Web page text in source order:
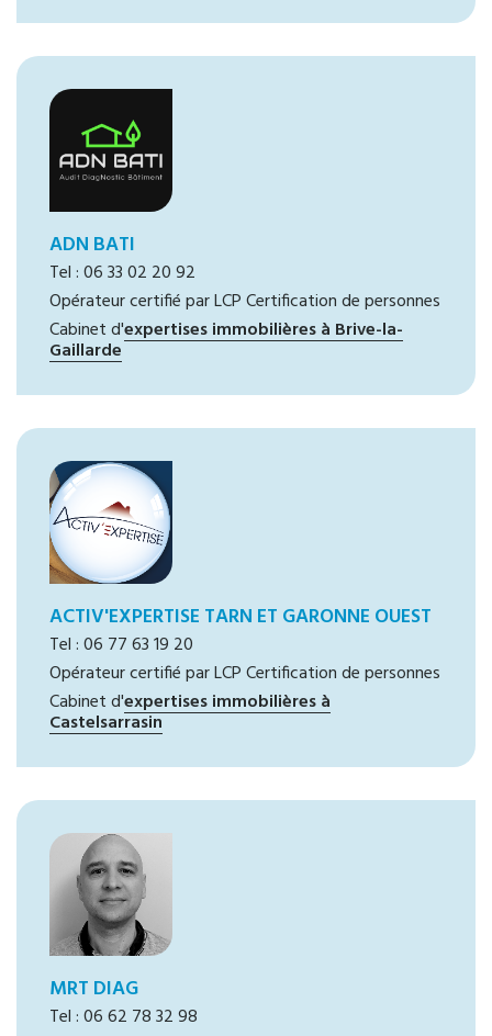
ADN BATI
Tel : 06 33 02 20 92
Opérateur certifié par LCP Certification de personnes
Cabinet d'expertises immobilières à Brive-la-
Gaillarde
ACTIV'EXPERTISE TARN ET GARONNE OUEST
Tel : 06 77 63 19 20
Opérateur certifié par LCP Certification de personnes
Cabinet d'expertises immobilières à
Castelsarrasin
MRT DIAG
Tel : 06 62 78 32 98